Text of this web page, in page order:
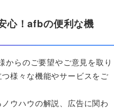
心！afbの便利な機
からのご要望やご意見を取り
様々な機能やサービスをご
ウハウの解説、広告に関わ